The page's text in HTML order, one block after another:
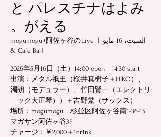
と パレスチナはよみ
がえる。
السبت، 16 مايو
mogumogu (阿佐ヶ谷のLive
& Cafe Bar)
出演：メタル祇王（桜井真樹子＋HIKO）、
濁朗（モデュラー）、竹田賢一（エレクトリ
場所：mogumogu 杉並区阿佐ヶ谷南1-36-15
チャージ：￥2,000＋1drink